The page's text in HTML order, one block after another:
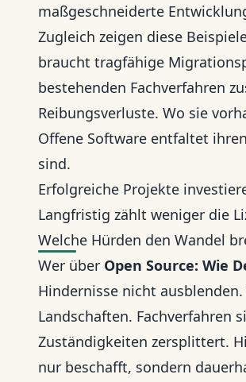
maßgeschneiderte
Zugleich zeigen diese
braucht tragfähige
bestehenden Fachverfahren
Reibungsverluste. Wo sie
Offene Software entfaltet
sind.
Erfolgreiche Projekte
Langfristig zählt weniger die
Welche Hürden den Wandel
Wer über Open Source: Wie
Hindernisse nicht
Landschaften. Fachverfahren
Zuständigkeiten zersplittert.
nur beschafft, sondern